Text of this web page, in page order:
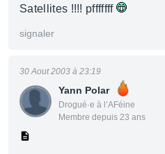
Satellites !!!! pfffffff
signaler
Yann Polar
Drogué·e à l’AFéine
Membre depuis 23 ans
30 Aout 2003 à 23:19